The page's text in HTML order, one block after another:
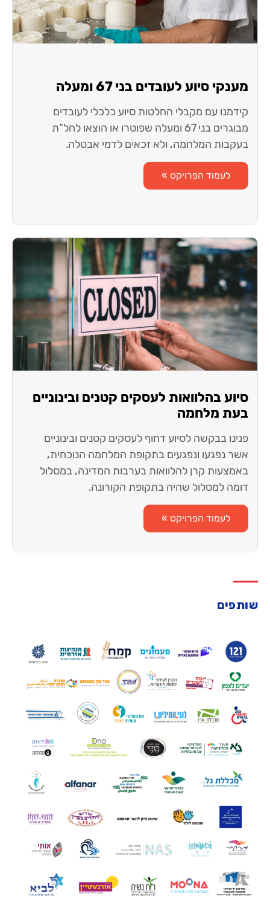
מענקי סיוע לעובדים בני 67 ומעלה
קידמנו עם מקבלי החלטות סיוע כלכלי לעובדים
מבוגרים בני 67 ומעלה שפוטרו או הוצאו לחל"ת
בעקבות המלחמה, ולא זכאים לדמי אבטלה.
לעמוד הפרויקט »
סיוע בהלוואות לעסקים קטנים ובינוניים
בעת מלחמה
פנינו בבקשה לסיוע דחוף לעסקים קטנים ובינוניים
אשר נפגעו ונפגעים בתקופת המלחמה הנוכחית,
באמצעות קרן להלוואות בערבות המדינה, במסלול
דומה למסלול שהיה בתקופת הקורונה.
לעמוד הפרויקט »
שותפים